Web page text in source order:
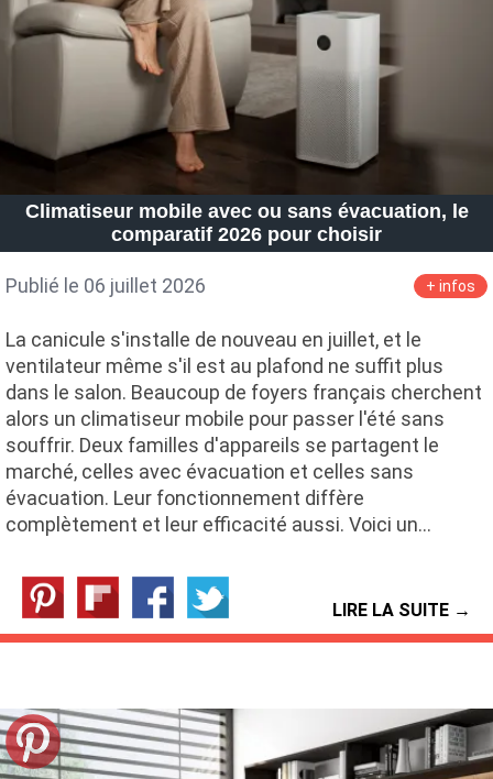
Climatiseur mobile avec ou sans évacuation, le
comparatif 2026 pour choisir
Publié le 06 juillet 2026 + infos
La canicule s'installe de nouveau en juillet, et le
ventilateur même s'il est au plafond ne suffit plus
dans le salon. Beaucoup de foyers français cherchent
alors un climatiseur mobile pour passer l'été sans
souffrir. Deux familles d'appareils se partagent le
marché, celles avec évacuation et celles sans
évacuation. Leur fonctionnement diffère
complètement et leur efficacité aussi. Voici un…
LIRE LA SUITE →